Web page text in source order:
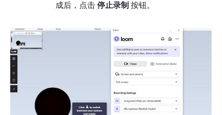
成后，点击 停止录制 按钮。